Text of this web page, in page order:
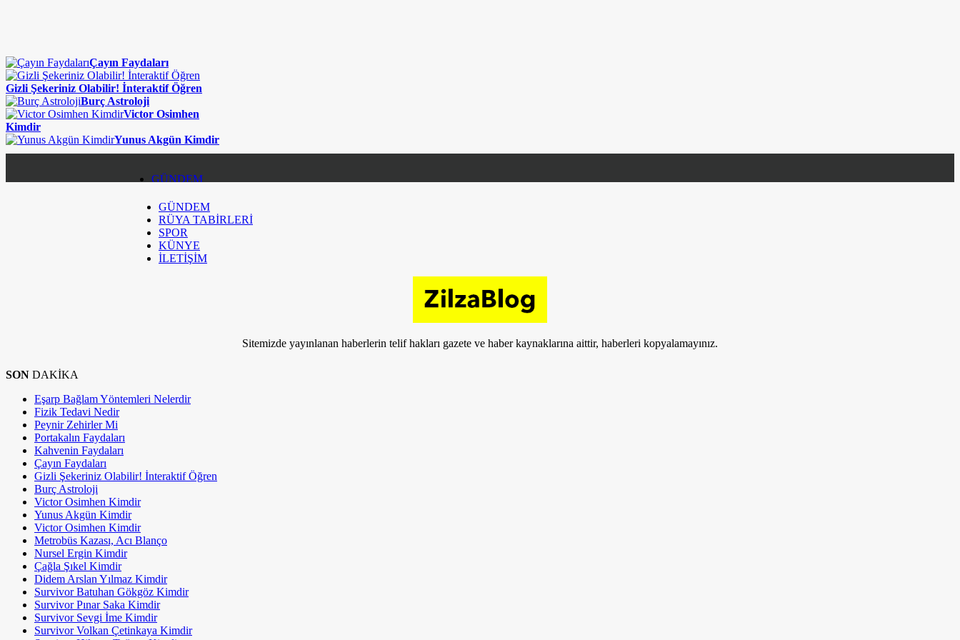
Çayın Faydaları
Gizli Şekeriniz Olabilir! İnteraktif Öğren
Burç Astroloji
Victor Osimhen
Kimdir
Yunus Akgün Kimdir
GÜNDEM
RÜYA TABİRLERİ
SPOR
KÜNYE
GÜNDEM
RÜYA TABİRLERİ
SPOR
KÜNYE
İLETİŞİM
Sitemizde yayınlanan haberlerin telif hakları gazete ve haber kaynaklarına aittir, haberleri kopyalamayınız.
SON DAKİKA
Eşarp Bağlam Yöntemleri Nelerdir
Fizik Tedavi Nedir
Peynir Zehirler Mi
Portakalın Faydaları
Kahvenin Faydaları
Çayın Faydaları
Gizli Şekeriniz Olabilir! İnteraktif Öğren
Burç Astroloji
Victor Osimhen Kimdir
Yunus Akgün Kimdir
Victor Osimhen Kimdir
Metrobüs Kazası, Acı Blanço
Nursel Ergin Kimdir
Çağla Şıkel Kimdir
Didem Arslan Yılmaz Kimdir
Survivor Batuhan Gökgöz Kimdir
Survivor Pınar Saka Kimdir
Survivor Sevgi İme Kimdir
Survivor Volkan Çetinkaya Kimdir